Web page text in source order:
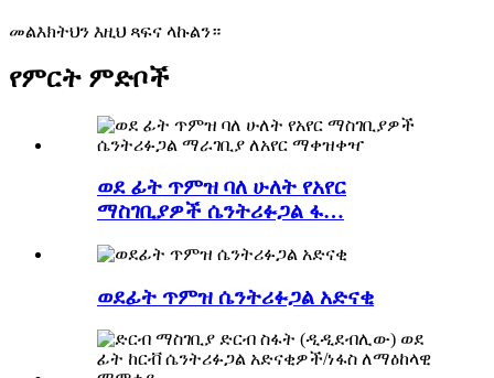
መልእክትህን እዚህ ጻፍና ላኩልን።
የምርት ምድቦች
ወደ ፊት ጥምዝ ባለ ሁለት የአየር
ማስገቢያዎች ሴንትሪፉጋል ፋ…
ወደፊት ጥምዝ ሴንትሪፉጋል አድናቂ